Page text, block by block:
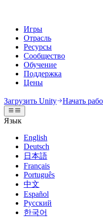
Игры
Отрасль
Ресурсы
Сообщество
Обучение
Поддержка
Цены
Движок Unity
Создавайте 2D и 3D игры
Совместная работа
Сотрудничайте и быстро
Загрузить Unity
Тарифы и цены
Развертывание
Многоплатформенность
3D сотрудничество
Создавайте и
Иммерсивное обучение
Обучение в иммерсивных
Пользовательские опыты
Создавайте интерактивные
Отрасли
Производство
Документация
Инструменты для
Версии релизов и трекер
План развития
Обзор предстоящих функций
Глоссарий
Обсуждения
События
Глобальные и местные
Истории сообщества
Made with Unity
Показ Unity-креаторов
Unity Learn
Освойте навыки Unity
Профессиональное обучение
Повышайте уровень своей
Не использовали Unity
С чего начать
Приступите к обучению
Основные пути Unity
Получить помощь
Помогаем вам добиться
Планы успеха
Достигайте своих целей
FAQ
Ответы на часто задаваемые
Связаться с нами
Свяжитесь с нашей командой
Загрузить Unity Начать
Язык
English
Deutsch
日本語
Français
Português
中文
Español
Русский
한국어